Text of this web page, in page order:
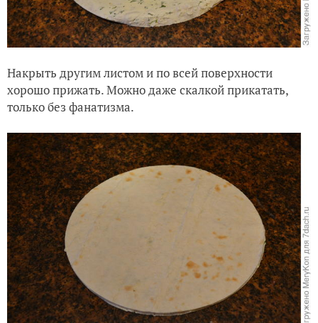
Накрыть другим листом и по всей поверхности
только без фанатизма.